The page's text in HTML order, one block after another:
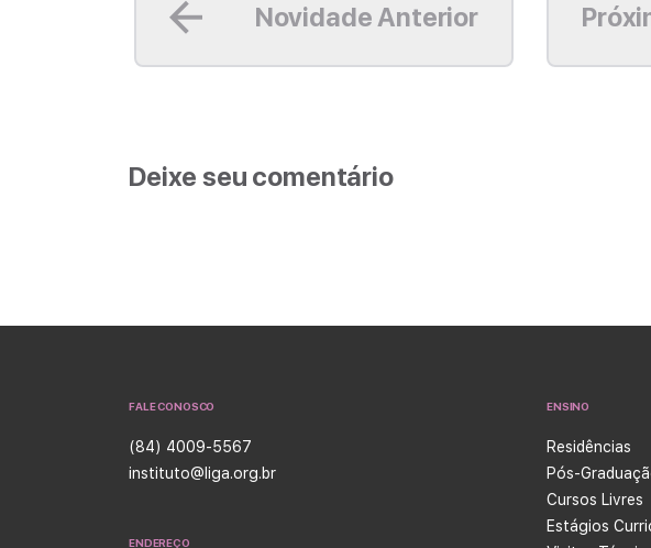
Novidade Anterior
Deixe seu comentário
FALE CONOSCO
(84) 4009-5567
instituto@liga.org.br
ENDEREÇO
ENSINO
Residências
Pós-
Cursos Livres
Estágios